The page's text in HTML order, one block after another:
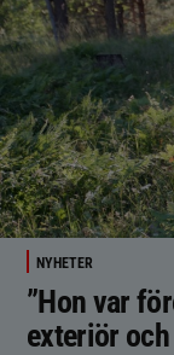
NYHETER
”Hon var
exteriör